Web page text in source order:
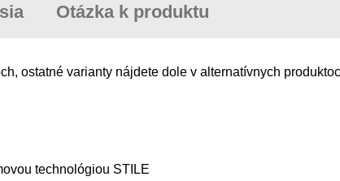
Otázka k produktu
ostatné varianty nájdete dole v alternatívnych
technológiou STILE